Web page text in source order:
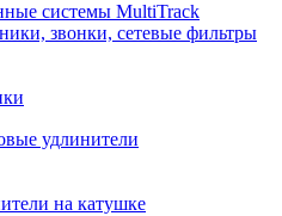
системы MultiTrack
звонки, сетевые фильтры
удлинители
на катушке